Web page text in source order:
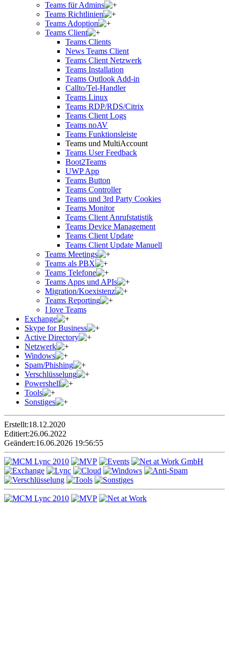
Teams für Admins
Teams Richtlinien
Teams Adoption
Teams Client
Teams Clients
News Teams Client
Teams Client Netzwerk
Teams Installation
Teams Outlook Add-in
Callto/Tel-Handler
Teams Linux
Teams RDP/RDS/Citrix
Teams Client Logs
Teams noAV
Teams Funktionsleiste
Teams und MultiAccount
Teams User Feedback
Boot2Teams
UWP App
Teams Button
Teams Controller
Teams und 3rd Party Cookies
Teams Monitor
Teams Client Anrufstatistik
Teams Device Management
Teams Client Update
Teams Client Update Manuell
Teams Meetings
Teams als PBX
Teams Telefone
Teams Apps und APIs
Migration/Koexistenz
Teams Reporting
I love Teams
Exchange
Skype for Business
Active Directory
Netzwerk
Windows
Spam/Phishing
Verschlüsselung
Powershell
Tools
Sonstiges
Erstellt:18.12.2020
Editiert:26.06.2022
Geändert:16.06.2026 19:56:55